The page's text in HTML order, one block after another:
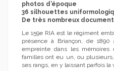
(1
photos d’époque
36 silhouettes
De très nombreux
Le 159e RIA est le régiment
présence à Briançon, de
empreinte dans les mémoires
familles ont eu un, ou
ses rangs, en y laissant parfois la